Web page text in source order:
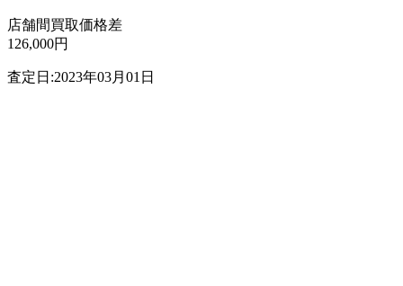
店舗間買取価格差
126,000円
査定日:2023年03月01日